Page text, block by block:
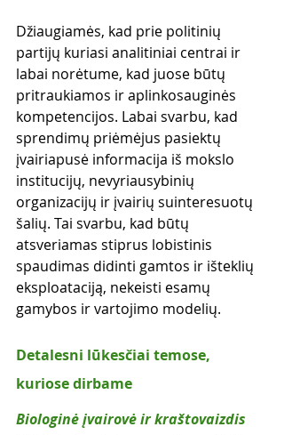
Džiaugiamės, kad prie politinių
partijų kuriasi analitiniai centrai ir
labai norėtume, kad juose būtų
pritraukiamos ir aplinkosauginės
kompetencijos. Labai svarbu, kad
sprendimų priėmėjus pasiektų
įvairiapusė informacija iš mokslo
institucijų, nevyriausybinių
organizacijų ir įvairių suinteresuotų
šalių. Tai svarbu, kad būtų
atsveriamas stiprus lobistinis
spaudimas didinti gamtos ir išteklių
eksploataciją, nekeisti esamų
gamybos ir vartojimo modelių.
Detalesni lūkesčiai temose,
kuriose dirbame
Biologinė įvairovė ir kraštovaizdis